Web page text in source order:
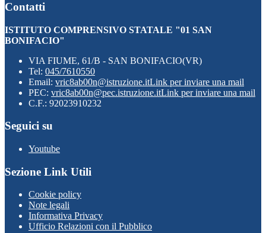
Contatti
ISTITUTO COMPRENSIVO STATALE "01 SAN
BONIFACIO"
VIA FIUME, 61/B - SAN BONIFACIO(VR)
Tel: 045/7610550
Email: vric8ab00n@istruzione.itLink per inviare una mail
PEC: vric8ab00n@pec.istruzione.itLink per inviare una mail
C.F.: 92023910232
Seguici su
Youtube
Sezione Link Utili
Cookie policy
Note legali
Informativa Privacy
Ufficio Relazioni con il Pubblico